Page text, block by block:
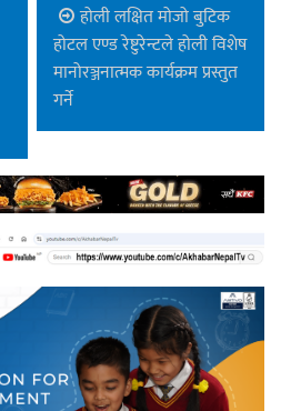
होली लक्षित मोजो बुटिक
होटल एण्ड रेष्टुरेन्टले होली विशेष
मानोरञ्जनात्मक कार्यक्रम प्रस्तुत
गर्ने